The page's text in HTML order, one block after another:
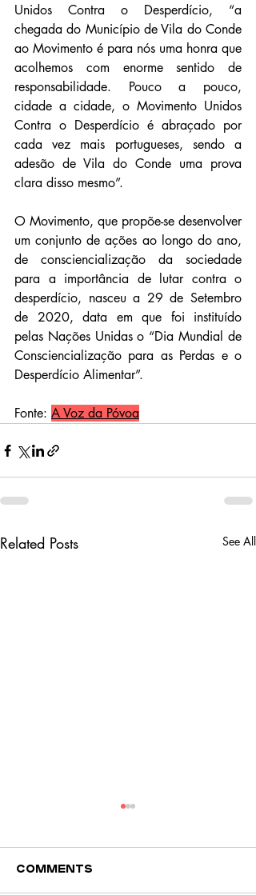
Unidos Contra o Desperdício, “a
chegada do Município de Vila do Conde
ao Movimento é para nós uma honra que
acolhemos com enorme sentido de
responsabilidade. Pouco a pouco,
cidade a cidade, o Movimento Unidos
Contra o Desperdício é abraçado por
cada vez mais portugueses, sendo a
adesão de Vila do Conde uma prova
clara disso mesmo”.
O Movimento, que propõe-se desenvolver
um conjunto de ações ao longo do ano,
de consciencialização da sociedade
para a importância de lutar contra o
desperdício, nasceu a 29 de Setembro
de 2020, data em que foi instituído
pelas Nações Unidas o “Dia Mundial de
Consciencialização para as Perdas e o
Desperdício Alimentar”.
Fonte: A Voz da Póvoa
Related Posts See All
Comments